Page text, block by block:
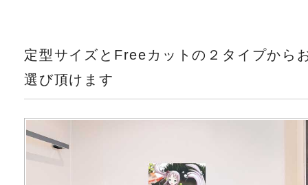
定型サイズとFreeカットの２タイプから
選び頂けます